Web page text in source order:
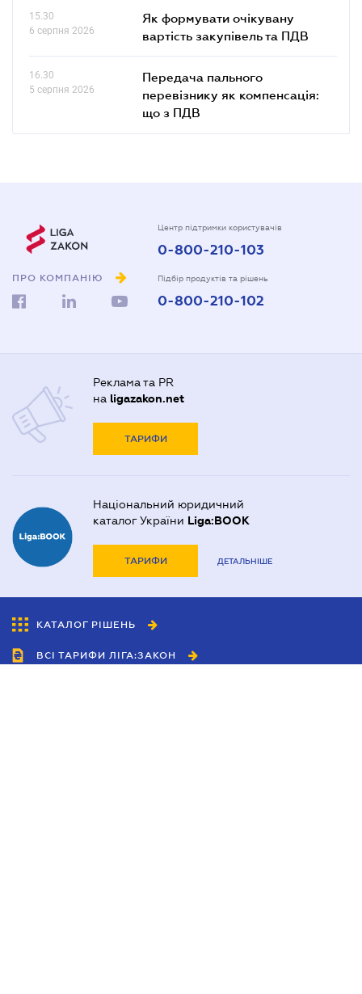
15.30
6 серпня 2026
Як формувати очікувану
вартість закупівель та ПДВ
16.30
5 серпня 2026
Передача пального
перевізнику як компенсація:
що з ПДВ
ПРО КОМПАНІЮ
Центр підтримки користувачів
0-800-210-103
Підбір продуктів та рішень
0-800-210-102
Реклама та PR
на ligazakon.net
ТАРИФИ
Національний юридичний
каталог України Liga:BOOK
ТАРИФИ ДЕТАЛЬНІШЕ
КАТАЛОГ РІШЕНЬ
ВСІ ТАРИФИ ЛІГА:ЗАКОН